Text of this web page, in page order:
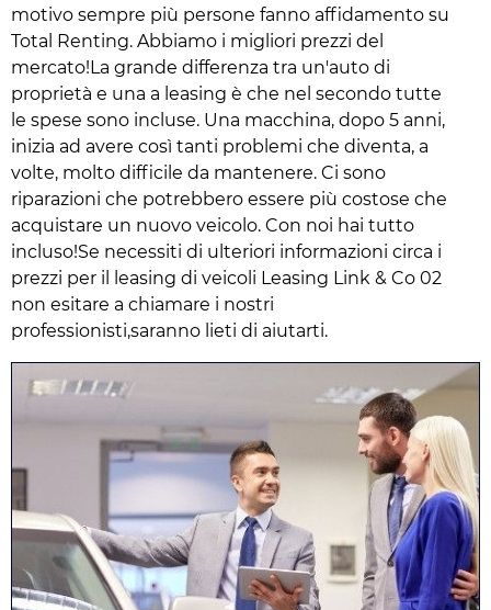
motivo sempre più persone fanno affidamento su
Total Renting. Abbiamo i migliori prezzi del
mercato!La grande differenza tra un'auto di
proprietà e una a leasing è che nel secondo tutte
le spese sono incluse. Una macchina, dopo 5 anni,
inizia ad avere così tanti problemi che diventa, a
volte, molto difficile da mantenere. Ci sono
riparazioni che potrebbero essere più costose che
acquistare un nuovo veicolo. Con noi hai tutto
incluso!Se necessiti di ulteriori informazioni circa i
prezzi per il leasing di veicoli Leasing Link & Co 02
non esitare a chiamare i nostri
professionisti,saranno lieti di aiutarti.